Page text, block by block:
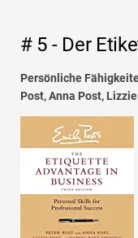
# 5 - Der
Persönliche
Post, Anna Post,